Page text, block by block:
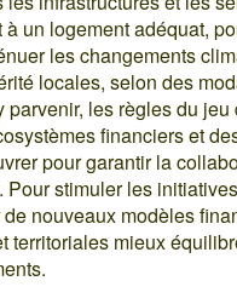
un logement adéquat,
les changements
locales, selon des
parvenir, les règles du
financiers et
pour garantir la
Pour stimuler les
nouveaux modèles
territoriales mieux